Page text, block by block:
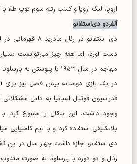
اروپا، لیگ اروپا و کسب رتبه سوم توپ طلا
آلفردو دی‌استفانو
دست آورد، اما همه چیز می‌توانست
مهاجم در سال ۱۹۵۳ با پیوستن
در یک بازی دوستانه پیش فصل نیز برای
فدراسیون فوتبال اسپانیا به دلیل
وجود داشت، این انتقال را ممنوع کرد. با
بلاتکلیفی استفاده کرد و با تیم کلمبیایی
دی استفانو اجازه داشت چهار سال در این
رئال و دو دوره با بارسلونا به صورت